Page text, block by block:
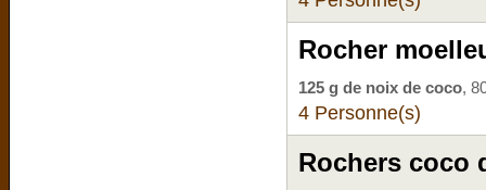
Rocher
125 g de noix de coco,
4 Personne(s)
Rochers coco